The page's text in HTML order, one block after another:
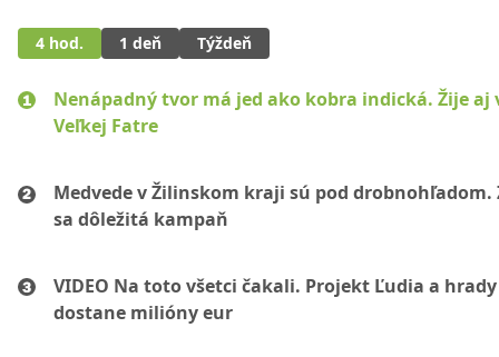
4 hod. 1 deň Týždeň
Nenápadný tvor má jed ako kobra indická. Žije aj
Veľkej Fatre
Medvede v Žilinskom kraji sú pod drobnohľadom.
sa dôležitá kampaň
VIDEO Na toto všetci čakali. Projekt Ľudia a hrady
dostane milióny eur